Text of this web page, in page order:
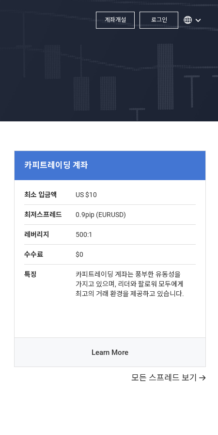
계좌개설 로그인
카피트레이딩 계좌
최소 입금액 US $10
최저스프레드 0.9pip (EURUSD)
레버리지 500:1
수수료 $0
특징
카피트레이딩 계좌는 풍부한 유동성을
가지고 있으며, 리더와 팔로워 모두에게
최고의 거래 환경을 제공하고 있습니다.
Learn More
모든 스프레드 보기